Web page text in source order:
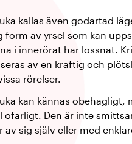
kallas även godartad
form av yrsel som kan
i innerörat har lossnat.
av en kraftig och
rörelser.
kan kännas obehagligt,
ofarligt. Den är inte
av sig själv eller med